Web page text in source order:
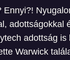
adottságokkal
adottság
Warwick